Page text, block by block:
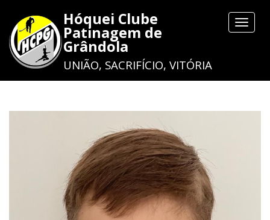
Toggle
Hóquei Clube
Patinagem de
Grândola
UNIÃO, SACRIFÍCIO, VITÓRIA